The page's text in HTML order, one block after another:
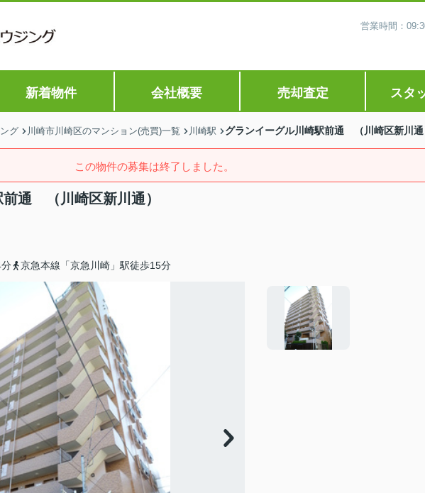
営業時間：
新着物件 会社概要 売却査定 スタ
グ 川崎市川崎区のマンション(売買)一覧 川崎駅 グランイーグル川崎駅前通 （川崎区新川
この物件の募集は終了しました。
通 （川崎区新川通）
京急本線「京急川崎」駅徒歩15分